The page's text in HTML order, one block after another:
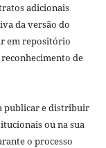
adicionais
da versão do
em repositório
de
publicar e distribuir
ou na sua
o processo